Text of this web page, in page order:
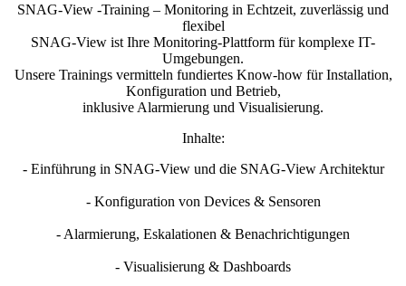
SNAG-View -Training – Monitoring in Echtzeit, zuverlässig und
flexibel
SNAG-View ist Ihre Monitoring-Plattform für komplexe IT-
Umgebungen.
Unsere Trainings vermitteln fundiertes Know-how für Installation,
Konfiguration und Betrieb,
inklusive Alarmierung und Visualisierung.
Inhalte:
- Einführung in SNAG-View und die SNAG-View Architektur
- Konfiguration von Devices & Sensoren
- Alarmierung, Eskalationen & Benachrichtigungen
- Visualisierung & Dashboards